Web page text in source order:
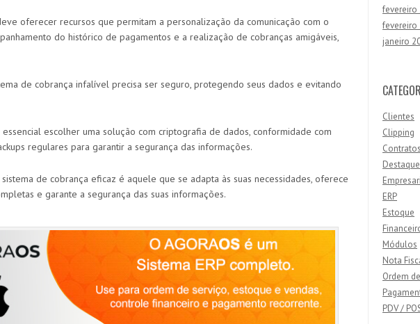
oferecer recursos que permitam a personalização da comunicação com o
do histórico de pagamentos e a realização de cobranças amigáveis,
de cobrança infalível precisa ser seguro, protegendo seus dados e evitando
essencial escolher uma solução com criptografia de dados, conformidade com
regulares para garantir a segurança das informações.
de cobrança eficaz é aquele que se adapta às suas necessidades, oferece
e garante a segurança das suas informações.
fevereiro
fevereiro
janeiro
Clientes
Clipping
Contratos
ERP
Estoque
Módulos
Nota
Ordem
PDV /